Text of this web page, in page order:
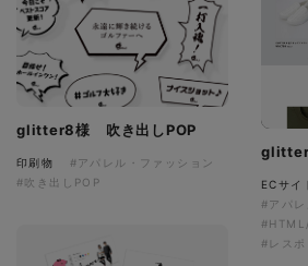
ECサイ
#アパレ
#レスポ
glitter8様 吹き出しPOP
印刷物
#アパレル・ファッション
#吹き出しPOP